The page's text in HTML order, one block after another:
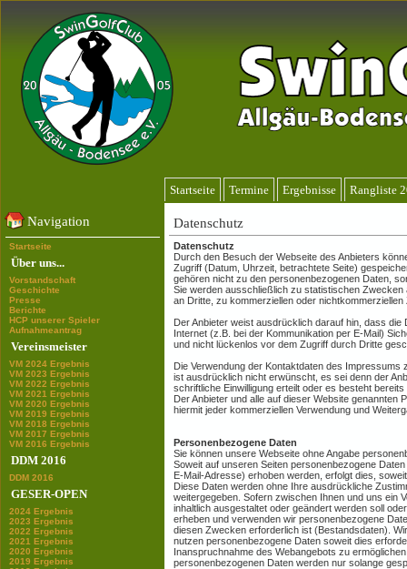
Startseite Termine Ergebnisse Rangliste
Navigation
Startseite
Über uns...
Vorstandschaft
Geschichte
Presse
Berichte
HCP unserer Spieler
Aufnahmeantrag
Vereinsmeister
VM 2024 Ergebnis
VM 2023 Ergebnis
VM 2022 Ergebnis
VM 2021 Ergebnis
VM 2020 Ergebnis
VM 2019 Ergebnis
VM 2018 Ergebnis
VM 2017 Ergebnis
VM 2016 Ergebnis
DDM 2016
DDM 2016
GESER-OPEN
2024 Ergebnis
2023 Ergebnis
2022 Ergebnis
2021 Ergebnis
2020 Ergebnis
2019 Ergebnis
Datenschutz
Datenschutz
Durch den Besuch der Webseite des Anbieters
Zugriff (Datum, Uhrzeit, betrachtete Seite)
gehören nicht zu den personenbezogenen Daten,
Sie werden ausschließlich zu statistischen Zwecken
an Dritte, zu kommerziellen oder
Der Anbieter weist ausdrücklich darauf hin, dass die
Internet (z.B. bei der Kommunikation per E-Mail)
und nicht lückenlos vor dem Zugriff durch Dritte
Die Verwendung der Kontaktdaten des Impressums
ist ausdrücklich nicht erwünscht, es sei denn der
schriftliche Einwilligung erteilt oder es besteht
Der Anbieter und alle auf dieser Website genannten
hiermit jeder kommerziellen Verwendung und
Personenbezogene Daten
Sie können unsere Webseite ohne Angabe
Soweit auf unseren Seiten personenbezogene
E-Mail-Adresse) erhoben werden, erfolgt dies,
Diese Daten werden ohne Ihre ausdrückliche
weitergegeben. Sofern zwischen Ihnen und uns ein
inhaltlich ausgestaltet oder geändert werden soll
erheben und verwenden wir personenbezogene
diesen Zwecken erforderlich ist (Bestandsdaten).
nutzen personenbezogene Daten soweit dies
Inanspruchnahme des Webangebots zu
personenbezogenen Daten werden nur solange